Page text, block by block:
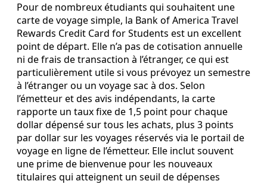
Pour de nombreux étudiants qui souhaitent une
carte de voyage simple, la Bank of America Travel
Rewards Credit Card for Students est un excellent
point de départ. Elle n’a pas de cotisation annuelle
ni de frais de transaction à l’étranger, ce qui est
particulièrement utile si vous prévoyez un semestre
à l’étranger ou un voyage sac à dos. Selon
l’émetteur et des avis indépendants, la carte
rapporte un taux fixe de 1,5 point pour chaque
dollar dépensé sur tous les achats, plus 3 points
par dollar sur les voyages réservés via le portail de
voyage en ligne de l’émetteur. Elle inclut souvent
une prime de bienvenue pour les nouveaux
titulaires qui atteignent un seuil de dépenses